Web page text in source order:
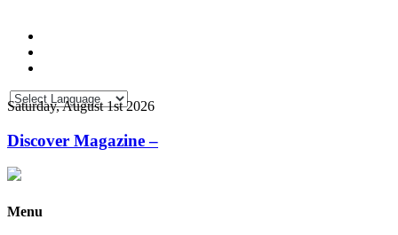
Saturday, August 1st 2026
Discover Magazine –
Menu